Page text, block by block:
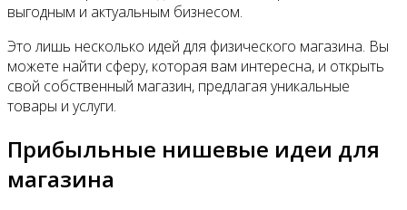
выгодным и актуальным бизнесом.
Это лишь несколько идей для физического магазина. Вы
можете найти сферу, которая вам интересна, и открыть
свой собственный магазин, предлагая уникальные
товары и услуги.
Прибыльные нишевые идеи для
магазина